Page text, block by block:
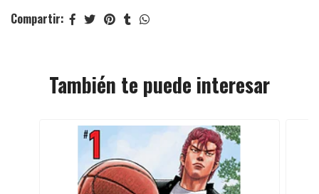
Compartir:
También te puede interesar